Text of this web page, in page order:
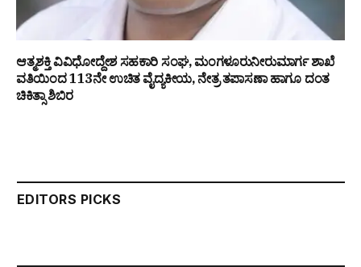
ಆತ್ಮಶಕ್ತಿ ವಿವಿಧೋದ್ದೇಶ ಸಹಕಾರಿ ಸಂಘ, ಮಂಗಳೂರುನೀರುಮಾರ್ಗ ಶಾಖೆ
ವತಿಯಿಂದ 113ನೇ ಉಚಿತ ವೈದ್ಯಕೀಯ, ನೇತ್ರ ತಪಾಸಣಾ ಹಾಗೂ ದಂತ
ಚಿಕಿತ್ಸಾ ಶಿಬಿರ
EDITORS PICKS